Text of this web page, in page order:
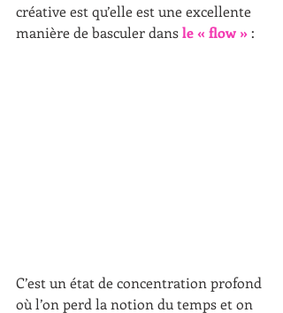
créative est qu’elle est une excellente
manière de basculer dans le « flow » :
C’est un état de concentration profond
où l’on perd la notion du temps et on